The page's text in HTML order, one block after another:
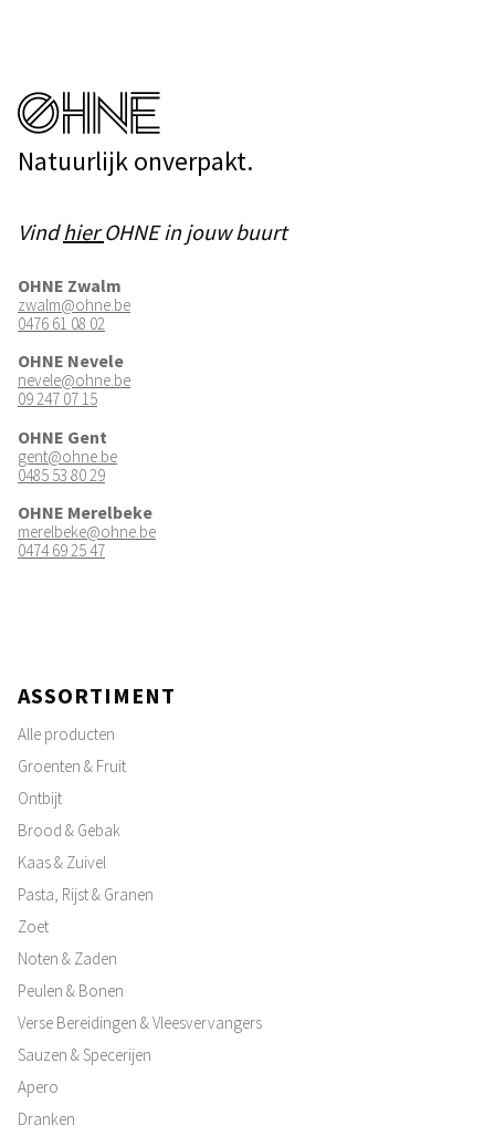
Natuurlijk onverpakt.
VindhierOHNE in jouw buurt
OHNE Zwalm
zwalm@ohne.be
0476 61 08 02
OHNE Nevele
nevele@ohne.be
09 247 07 15
OHNE Gent
gent@ohne.be
0485 53 80 29
OHNE Merelbeke
merelbeke@ohne.be
0474 69 25 47
ASSORTIMENT
Alle producten
Groenten & Fruit
Ontbijt
Brood & Gebak
Kaas & Zuivel
Pasta, Rijst & Granen
Zoet
Noten & Zaden
Peulen & Bonen
Verse Bereidingen & Vleesvervangers
Sauzen & Specerijen
Apero
Dranken